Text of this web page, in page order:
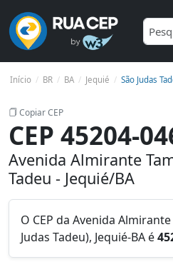
Início BR BA Jequié São Judas
Copiar CEP
CEP 45204-
Avenida Almirante
Tadeu - Jequié/BA
O CEP da Avenida
Judas Tadeu), Jequié-BA é